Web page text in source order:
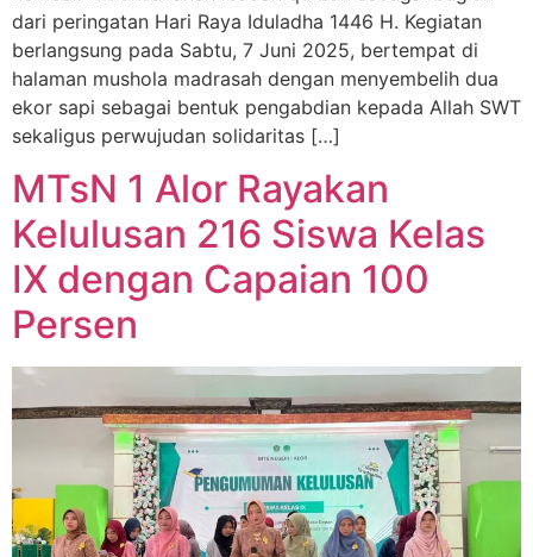
dari peringatan Hari Raya Iduladha 1446 H. Kegiatan
berlangsung pada Sabtu, 7 Juni 2025, bertempat di
halaman mushola madrasah dengan menyembelih dua
ekor sapi sebagai bentuk pengabdian kepada Allah SWT
sekaligus perwujudan solidaritas […]
MTsN 1 Alor Rayakan
Kelulusan 216 Siswa Kelas
IX dengan Capaian 100
Persen